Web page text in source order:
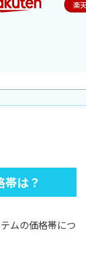
楽
は？
ムの価格帯につ